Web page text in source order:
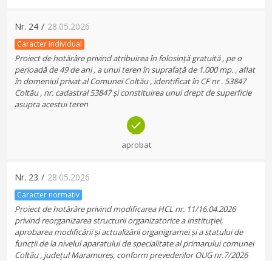
Nr. 24 / 28.05.2026
Caracter individual
Proiect de hotărâre privind atribuirea în folosință gratuită , pe o
perioadă de 49 de ani , a unui teren în suprafață de 1.000 mp. , aflat
în domeniul privat al Comunei Coltău , identificat în CF nr . 53847
Coltău , nr. cadastral 53847 și constituirea unui drept de superficie
asupra acestui teren
aprobat
Nr. 23 / 28.05.2026
Caracter normativ
Proiect de hotărâre privind modificarea HCL nr. 11/16.04.2026
privind reorganizarea structurii organizatorice a instituției,
aprobarea modificării și actualizării organigramei și a statului de
funcții de la nivelul aparatului de specialitate al primarului comunei
Coltău , județul Maramureș, conform prevederilor OUG nr.7/2026